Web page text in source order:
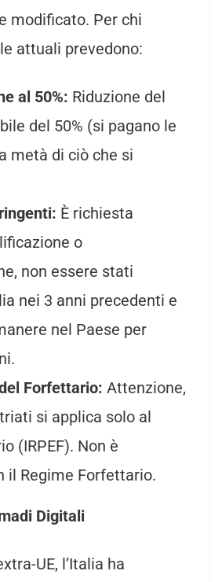
modificato. Per chi
attuali prevedono:
al 50%: Riduzione del
del 50% (si pagano le
metà di ciò che si
È richiesta
o
non essere stati
nei 3 anni precedenti e
nel Paese per
Forfettario: Attenzione,
si applica solo al
(IRPEF). Non è
il Regime Forfettario.
Digitali
UE, l’Italia ha